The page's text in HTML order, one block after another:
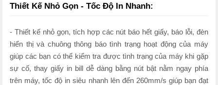
Thiết Kế Nhỏ Gọn - Tốc Độ In Nhanh:
- Thiết kế nhỏ gọn, tích hợp các nút báo hết giấy, báo lỗi, đèn
hiển thị và chuông thông báo tình trạng hoạt động của máy
giúp các bạn có thể kiểm tra được tình trạng của máy khi gặp
sự cố, thay giấy in bill dễ dàng bằng nút bật nằm ngay phía
trên máy, tốc độ in siêu nhanh lên đến 260mm/s giúp bạn đạt